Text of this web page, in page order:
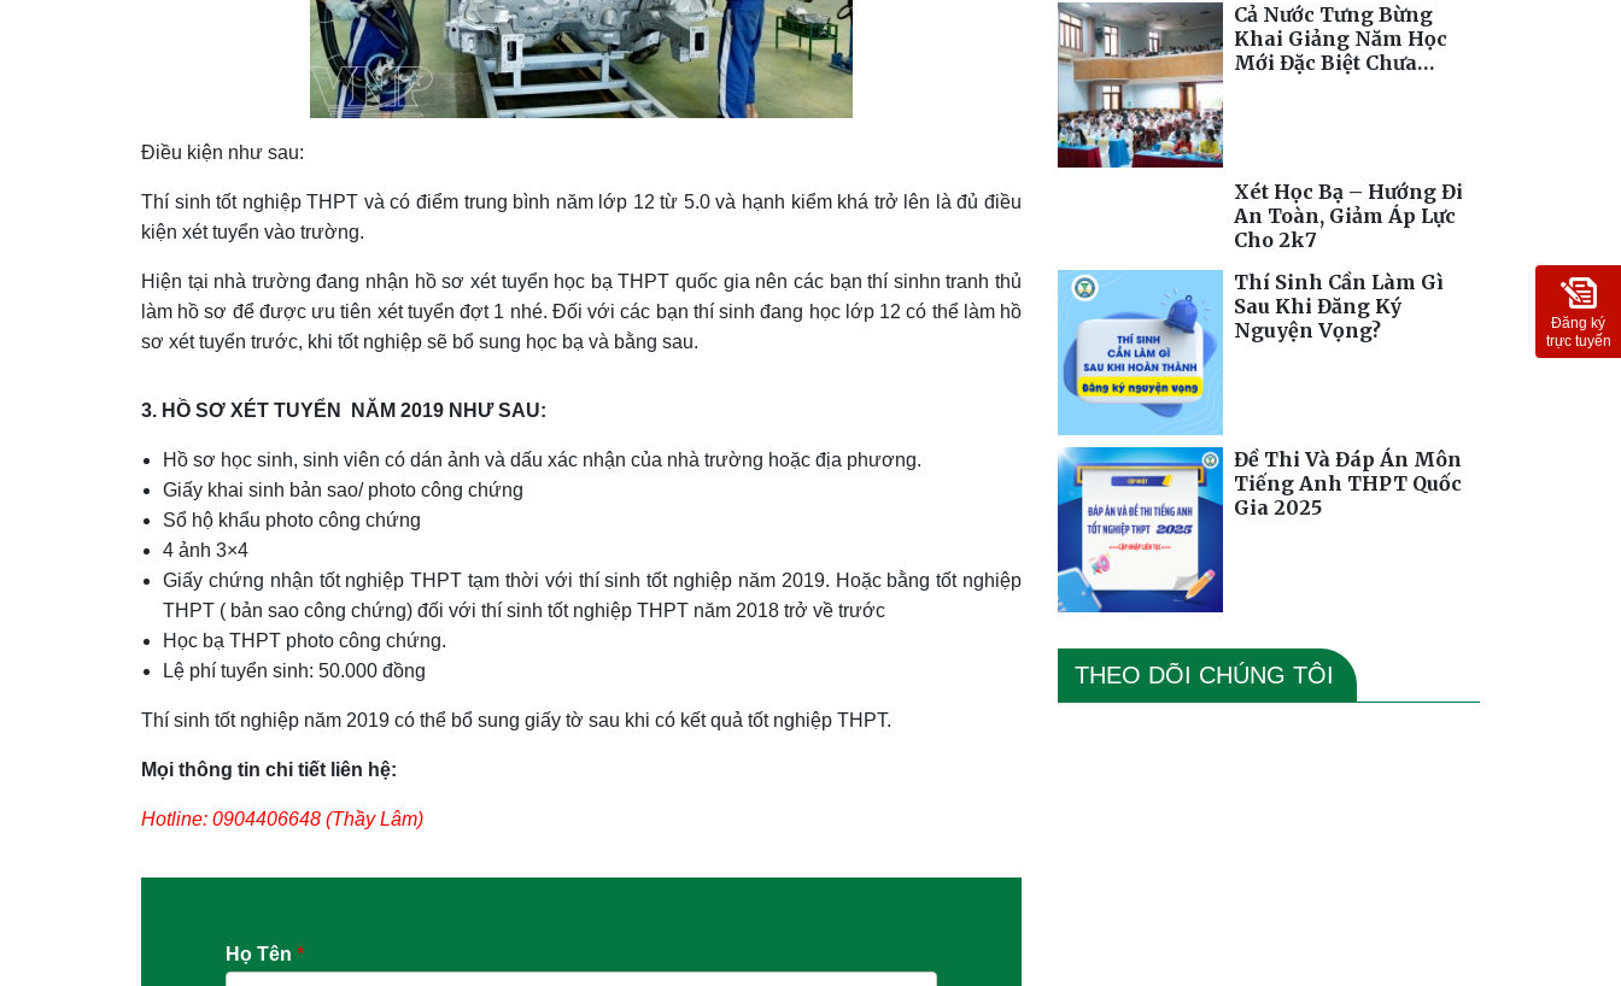
Điều kiện như sau:
Thí sinh tốt nghiệp THPT và có điểm trung bình năm lớp 12 từ 5.0 và hạnh kiểm khá trở lên là đủ điều
kiện xét tuyển vào trường.
Hiện tại nhà trường đang nhận hồ sơ xét tuyển học bạ THPT quốc gia nên các bạn thí sinhn tranh thủ
làm hồ sơ để được ưu tiên xét tuyển đợt 1 nhé. Đối với các bạn thí sinh đang học lớp 12 có thể làm hồ
sơ xét tuyển trước, khi tốt nghiệp sẽ bổ sung học bạ và bằng sau.
3. HỒ SƠ XÉT TUYỂN NĂM 2019 NHƯ SAU:
Hồ sơ học sinh, sinh viên có dán ảnh và dấu xác nhận của nhà trường hoặc địa phương.
Giấy khai sinh bản sao/ photo công chứng
Sổ hộ khẩu photo công chứng
4 ảnh 3×4
Giấy chứng nhận tốt nghiệp THPT tạm thời với thí sinh tốt nghiệp năm 2019. Hoặc bằng tốt nghiệp
THPT ( bản sao công chứng) đối với thí sinh tốt nghiệp THPT năm 2018 trở về trước
Học bạ THPT photo công chứng.
Lệ phí tuyển sinh: 50.000 đồng
Thí sinh tốt nghiệp năm 2019 có thể bổ sung giấy tờ sau khi có kết quả tốt nghiệp THPT.
Mọi thông tin chi tiết liên hệ:
Hotline: 0904406648 (Thầy Lâm)
Họ Tên *
Cả Nước Tưng Bừng
Khai Giảng Năm Học
Mới Đặc Biệt Chưa
Xét Học Bạ – Hướng Đi
An Toàn, Giảm Áp Lực
Cho 2k7
Thí Sinh Cần Làm Gì
Sau Khi Đăng Ký
Nguyện Vọng?
Đề Thi Và Đáp Án Môn
Tiếng Anh THPT Quốc
Gia 2025
THEO DÕI CHÚNG TÔI
Đăng ký
trực tuyến